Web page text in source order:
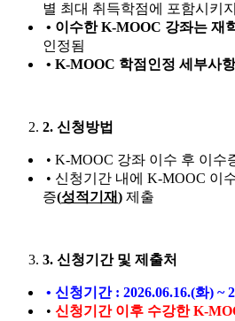
별 최대 취득학점에 포함시키
• 이수한 K-MOOC 강좌는 재
인정됨
• K-MOOC 학점인정 세부사항
2. 신청방법
• K-MOOC 강좌 이수 후 이수
• 신청기간 내에 K-MOOC 이
증(성적기재) 제출
3. 신청기간 및 제출처
• 신청기간 : 2026.06.16.(화) ~
• 신청기간 이후 수강한 K-